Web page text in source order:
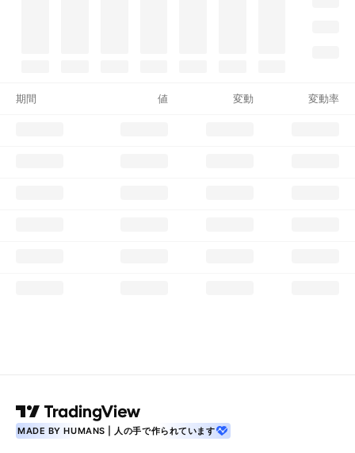
期間 値 変動 変動率
MADE BY HUMANS | 人の手で作られています